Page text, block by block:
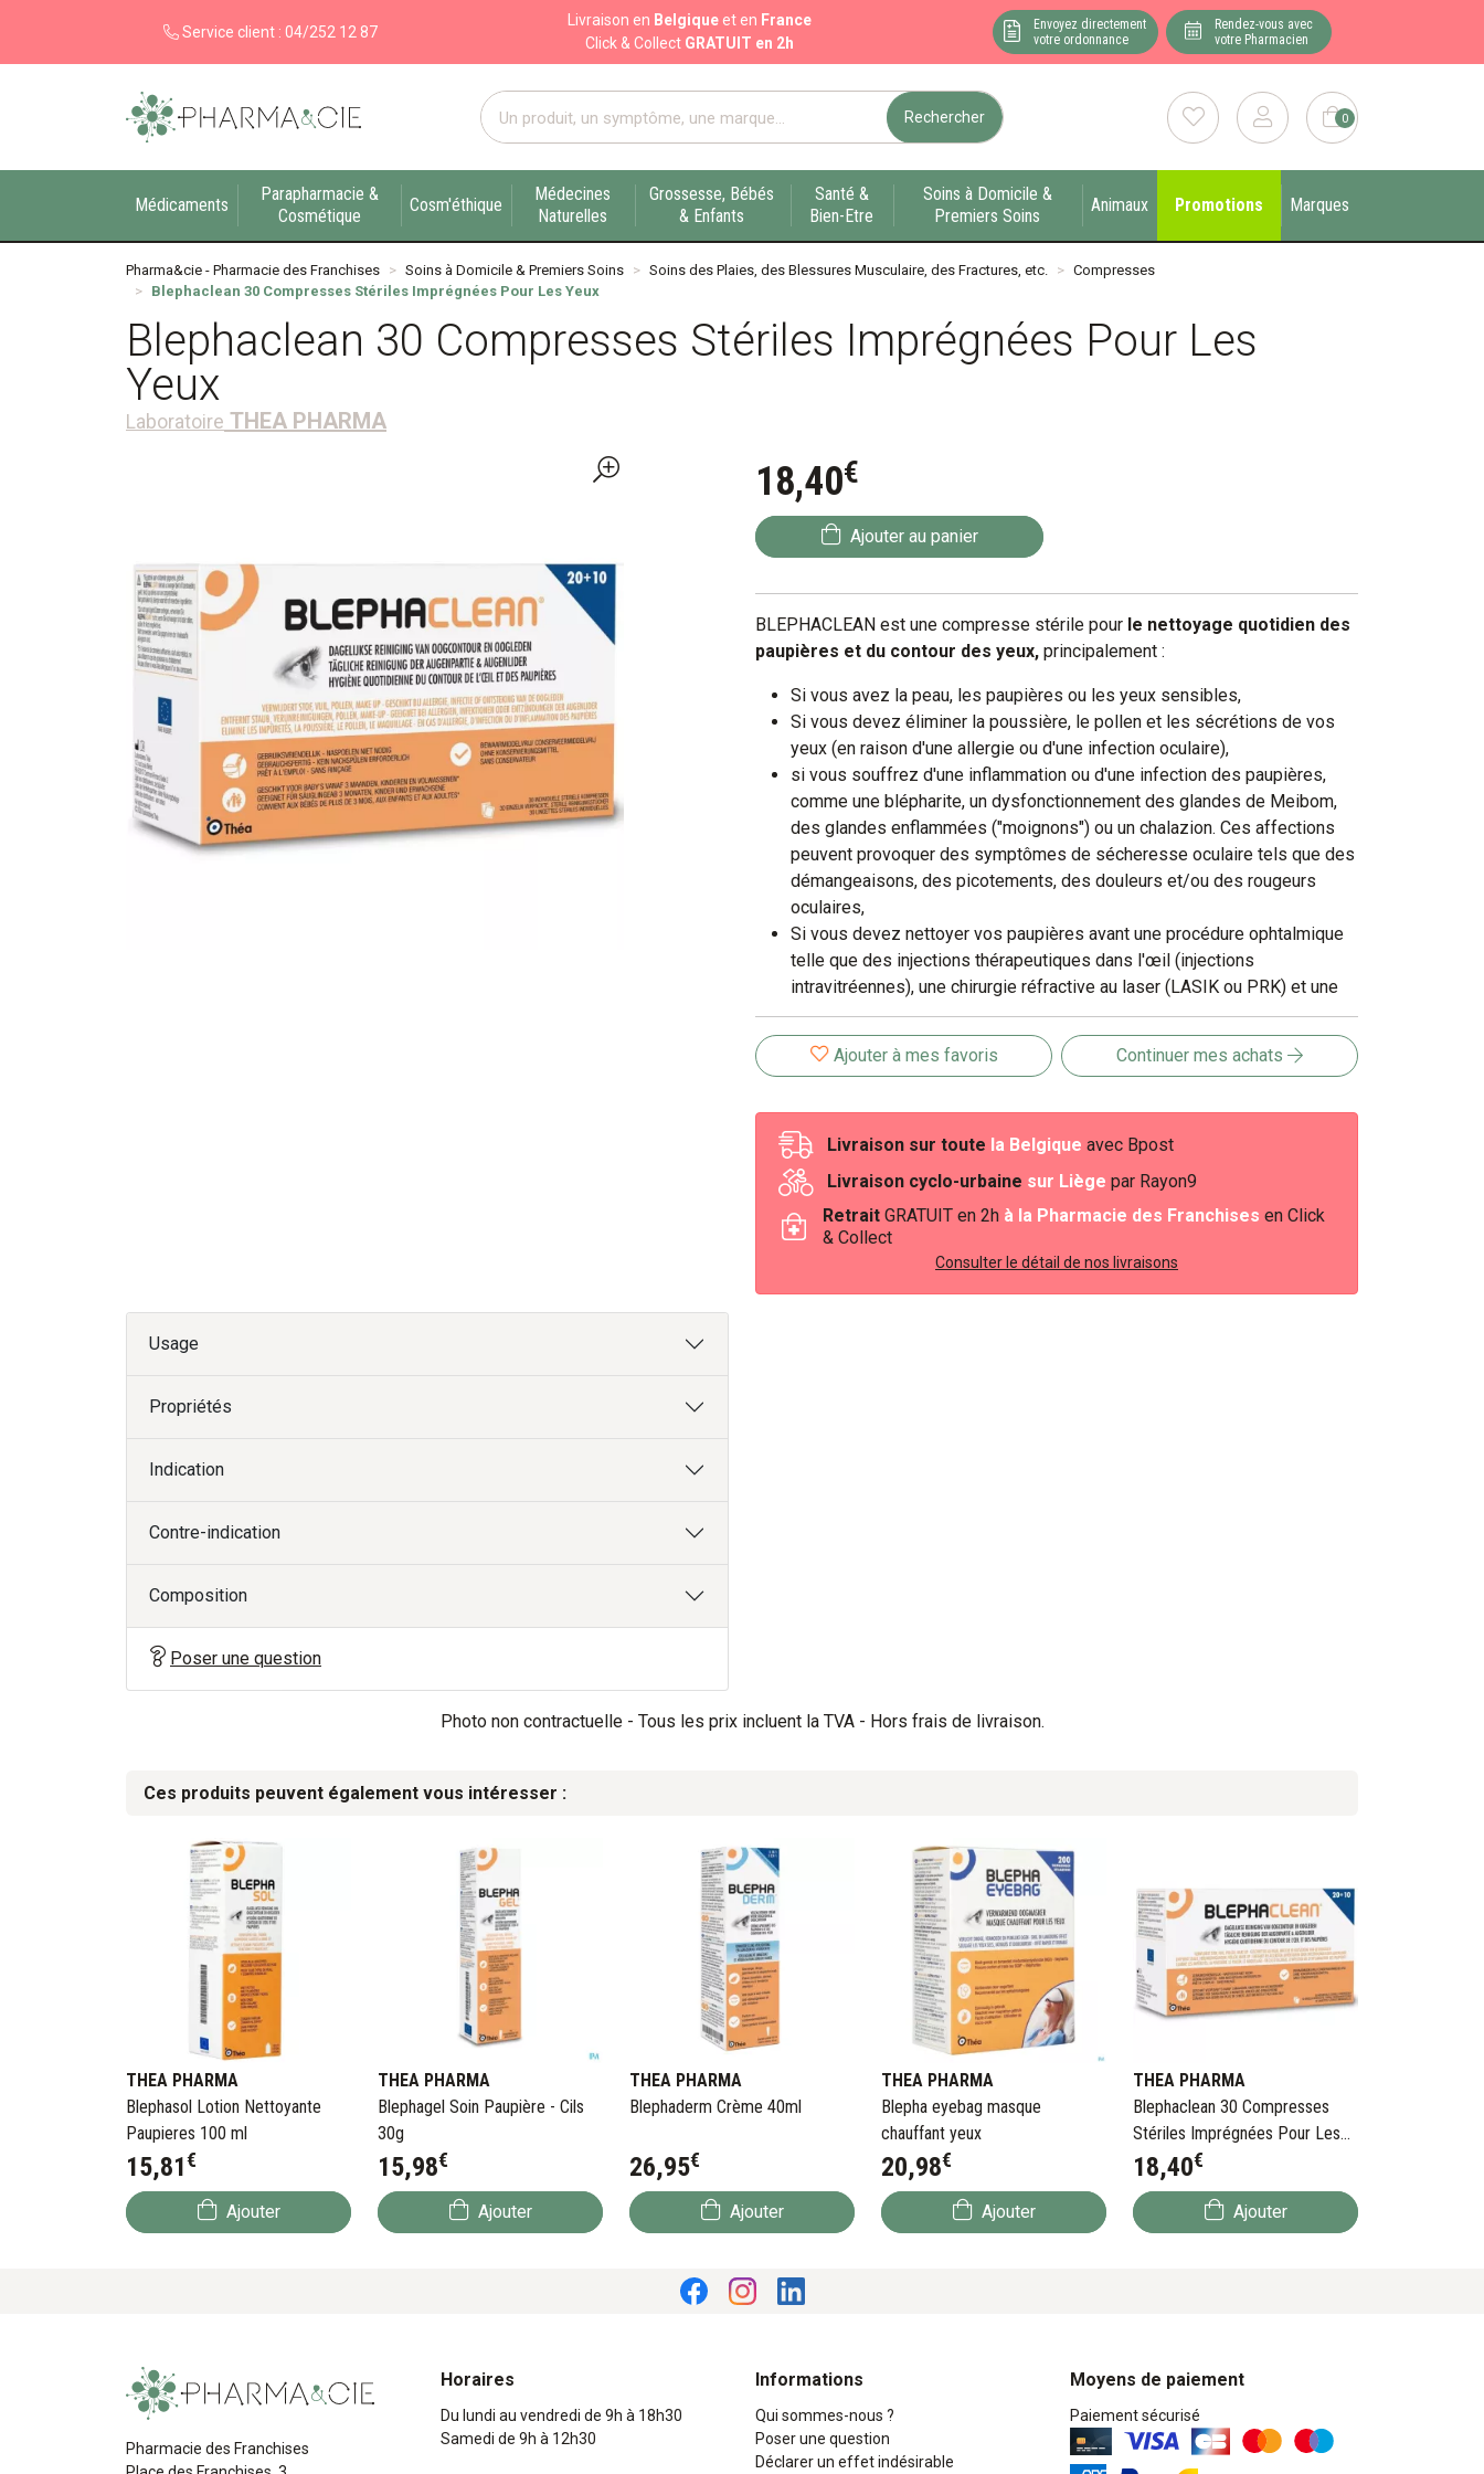
Service client : 04/252 12 87
Livraison en Belgique et en France
Click & Collect GRATUIT en 2h
Envoyez directement
votre ordonnance
Rendez-vous avec
votre Pharmacien
Pharma&cie - Pharmacie des Franchises Votre export pharmacie en ligne à votre service sur Liège 0
Rechercher
Médicaments
Parapharmacie &
Cosmétique
Cosm'éthique
Médecines
Naturelles
Grossesse, Bébés
& Enfants
Santé &
Bien-Etre
Soins à Domicile &
Premiers Soins
Animaux Promotions Marques
Pharma&cie - Pharmacie des Franchises Soins à Domicile & Premiers Soins Soins des Plaies, des Blessures Musculaire, des Fractures, etc.
Compresses
Blephaclean 30 Compresses Stériles Imprégnées Pour Les Yeux
Blephaclean 30 Compresses Stériles Imprégnées Pour Les
Yeux
Laboratoire THEA PHARMA
18,40€
Ajouter au panier
BLEPHACLEAN est une compresse stérile pour le nettoyage quotidien des
paupières et du contour des yeux, principalement :
Si vous avez la peau, les paupières ou les yeux sensibles,
Si vous devez éliminer la poussière, le pollen et les sécrétions de vos
yeux (en raison d'une allergie ou d'une infection oculaire),
si vous souffrez d'une inflammation ou d'une infection des paupières,
comme une blépharite, un dysfonctionnement des glandes de Meibom,
des glandes enflammées ("moignons") ou un chalazion. Ces affections
peuvent provoquer des symptômes de sécheresse oculaire tels que des
démangeaisons, des picotements, des douleurs et/ou des rougeurs
oculaires,
Si vous devez nettoyer vos paupières avant une procédure ophtalmique
telle que des injections thérapeutiques dans l'œil (injections
intravitréennes), une chirurgie réfractive au laser (LASIK ou PRK) et une
chirurgie de la cataracte. Parce qu'il est bien toléré, BLEPHACLEAN peut
également être utilisé après une intervention chirurgicale, selon les
conseils du médecin ou de l'ophtalmologiste.
Ajouter à mes favoris Continuer mes achats
Livraison sur toute la Belgique avec Bpost
Livraison cyclo-urbaine sur Liège par Rayon9
RetraitGRATUIT en 2h à la Pharmacie des Franchises en Click
& Collect
Consulter le détail de nos livraisons
Usage
Propriétés
Indication
Contre-indication
Composition
Poser une question
Photo non contractuelle - Tous les prix incluent la TVA - Hors frais de livraison.
Ces produits peuvent également vous intéresser :
THEA PHARMA
Blephasol Lotion Nettoyante
Paupieres 100 ml
15,81€
Ajouter
THEA PHARMA
Blephagel Soin Paupière - Cils
30g
15,98€
Ajouter
THEA PHARMA
Blephaderm Crème 40ml
26,95€
Ajouter
THEA PHARMA
Blepha eyebag masque
chauffant yeux
20,98€
Ajouter
THEA PHARMA
Blephaclean 30 Compresses
Stériles Imprégnées Pour Les
Yeux
18,40€
Ajouter
Pharmacie des Franchises
Horaires
Du lundi au vendredi de 9h à 18h30
Samedi de 9h à 12h30
Informations
Qui sommes-nous ?
Poser une question
Déclarer un effet indésirable
Moyens de paiement
Paiement sécurisé